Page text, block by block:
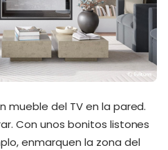
mueble del TV en la pared.
Con unos bonitos listones
enmarquen la zona del